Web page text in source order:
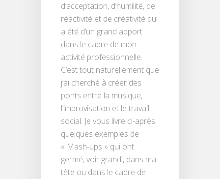
d’acceptation, d’humilité, de
réactivité et de créativité qui
a été d’un grand apport
dans le cadre de mon
activité professionnelle.
C’est tout naturellement que
j’ai cherché à créer des
ponts entre la musique,
l’improvisation et le travail
social. Je vous livre ci-après
quelques exemples de
« Mash-ups » qui ont
germé, voir grandi, dans ma
tête ou dans le cadre de